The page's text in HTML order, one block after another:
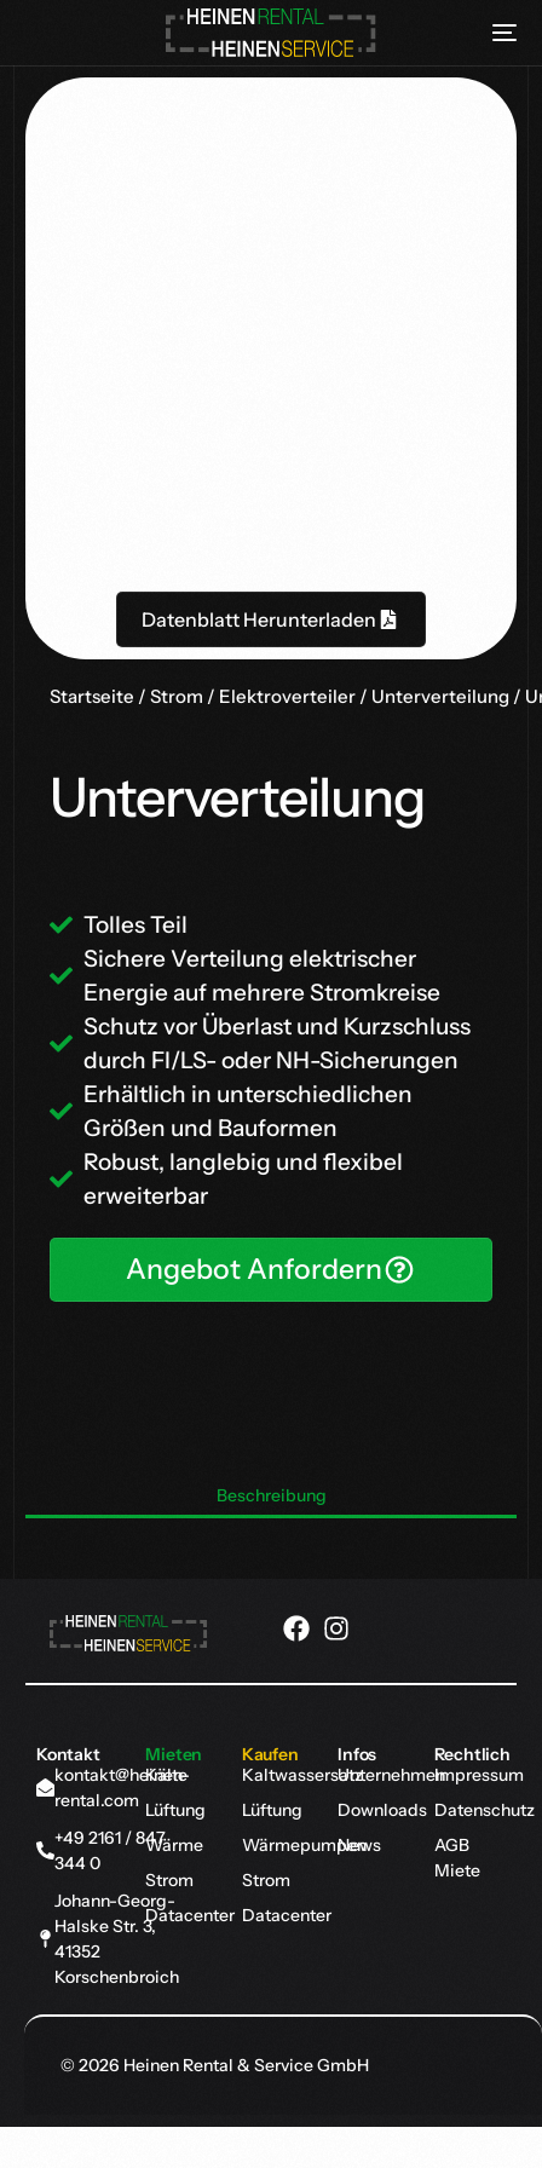
Datenblatt Herunterladen
Startseite / Strom / Elektroverteiler/ Unterverteilung/
Unterverteilung
Tolles Teil
Sichere Verteilung elektrischer
Energie auf mehrere Stromkreise
Schutz vor Überlast und Kurzschluss
durch FI/LS- oder NH-Sicherungen
Erhältlich in unterschiedlichen
Größen und Bauformen
Robust, langlebig und flexibel
erweiterbar
Angebot Anfordern
Beschreibung
Kontakt
kontakt@heinen-
rental.com
+49 2161 / 847
344 0
Johann-Georg-
Halske Str. 3,
41352
Korschenbroich
Mieten
Kälte
Lüftung
Wärme
Strom
Datacenter
Kaufen
Kaltwassersatz
Lüftung
Wärmepumpen
Strom
Datacenter
Infos
Unternehmen
Downloads
News
Rechtlich
Impressum
Datenschutz
AGB
Miete
© 2026 Heinen Rental & Service GmbH